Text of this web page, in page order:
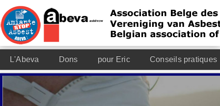
L'Abeva Dons pour Eric Conseils pratiques